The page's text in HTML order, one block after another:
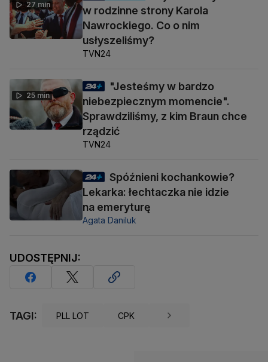
27 min
w rodzinne strony Karola
Nawrockiego. Co o nim
usłyszeliśmy?
TVN24
25 min
"Jesteśmy w bardzo
niebezpiecznym momencie".
Sprawdziliśmy, z kim Braun chce
rządzić
TVN24
Spóźnieni kochankowie?
Lekarka: łechtaczka nie idzie
na emeryturę
Agata Daniluk
UDOSTĘPNIJ:
TAGI: PLL LOT CPK